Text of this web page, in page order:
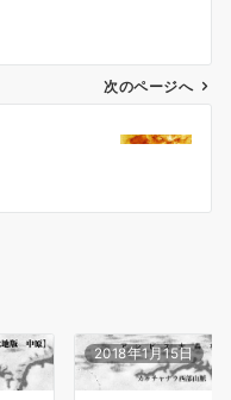
次のページへ
2018年1月15日